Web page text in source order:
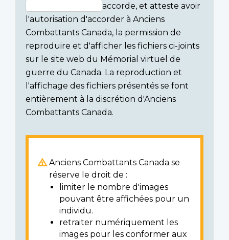
Consent
section
accorde, et atteste avoir
l'autorisation d'accorder à Anciens
Combattants Canada, la permission de
reproduire et d'afficher les fichiers ci-joints
sur le site web du Mémorial virtuel de
guerre du Canada. La reproduction et
l'affichage des fichiers présentés se font
entièrement à la discrétion d'Anciens
Combattants Canada.
Anciens Combattants Canada se
réserve le droit de :
limiter le nombre d'images
pouvant être affichées pour un
individu.
retraiter numériquement les
images pour les conformer aux